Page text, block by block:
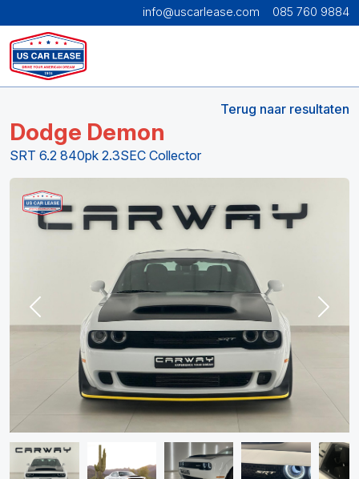
info@uscarlease.com 085 760 9884
Terug naar resultaten
Dodge Demon
SRT 6.2 840pk 2.3SEC Collector
Previous Next